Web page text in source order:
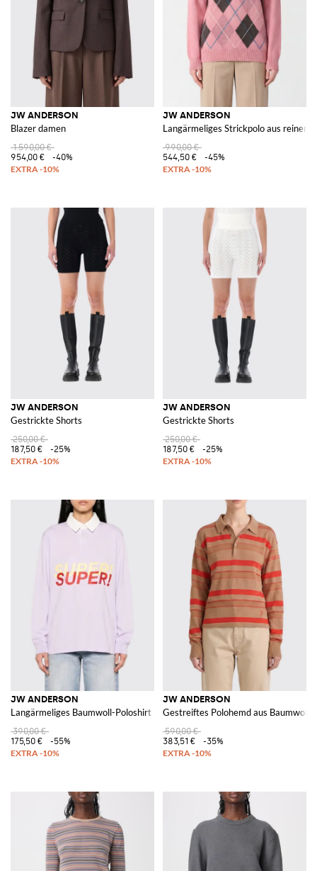
JW ANDERSON
Blazer damen
1.590,00 €
954,00 €
-40%
JW ANDERSON
Langärmeliges Strickpolo aus reiner
990,00 €
544,50 €
-45%
JW ANDERSON
Gestrickte Shorts
250,00 €
187,50 €
-25%
JW ANDERSON
Gestrickte Shorts
250,00 €
187,50 €
-25%
JW ANDERSON
Langärmeliges Baumwoll-Poloshirt mit Slogan-Print
390,00 €
175,50 €
-55%
JW ANDERSON
Gestreiftes Polohemd aus Baumwolle
590,00 €
383,51 €
-35%